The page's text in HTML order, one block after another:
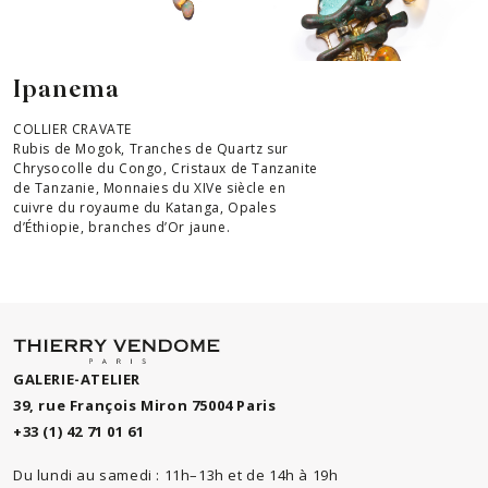
Ipanema
COLLIER CRAVATE
Rubis de Mogok, Tranches de Quartz sur
Chrysocolle du Congo, Cristaux de Tanzanite
de Tanzanie, Monnaies du XIVe siècle en
cuivre du royaume du Katanga, Opales
d’Éthiopie, branches d’Or jaune.
GALERIE-ATELIER
39, rue François Miron 75004 Paris
+33 (1) 42 71 01 61
Du lundi au samedi : 11h–13h et de 14h à 19h